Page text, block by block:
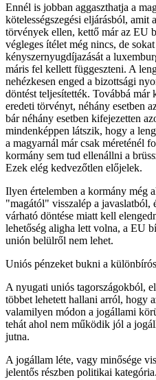
Ennél is jobban aggaszthatja a
kötelességszegési eljárásból, amit
törvények ellen, kettő már az EU
végleges ítélet még nincs, de
kényszernyugdíjazását a
máris fel kellett függeszteni. A
nehézkesen enged a bizottsági
döntést teljesítették. Továbbá
eredeti törvényt, néhány esetben
bár néhány esetben kifejezetten
mindenképpen látszik, hogy a
a magyarnál már csak méreténél
kormány sem tud ellenállni a
Ezek elég kedvezőtlen előjelek.
Ilyen értelemben a kormány még
"magától" visszalép a javaslatból,
várható döntése miatt kell
lehetőség aligha lett volna, a EU
unión belülről nem lehet.
Uniós pénzeket bukni a
A nyugati uniós tagországokból,
többet lehetett hallani arról, hogy
valamilyen módon a jogállami
tehát ahol nem működik jól a
jutna.
A jogállam léte, vagy minősége
jelentős részben politikai